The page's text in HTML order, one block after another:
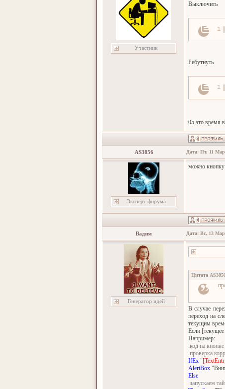
Участник
Выключить
1
Ребутнуть
1
05 это время
AS3856 Дата: Пт, 11
Эксперт форума
можно кнопку
Вадим Дата: Вс, 13
Генератор идей
Цитата
В случае
переход на
текущим
Если
Например:
.код на
.проверка
IfEx "
AlertBox
Else
.запускаем